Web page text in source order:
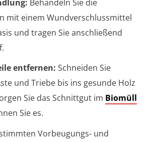
Behandeln Sie die
mit einem Wundverschlussmittel
und tragen Sie anschließend
entfernen: Schneiden Sie
und Triebe bis ins gesunde Holz
Sie das Schnittgut im Biomüll
Sie es.
Vorbeugungs- und